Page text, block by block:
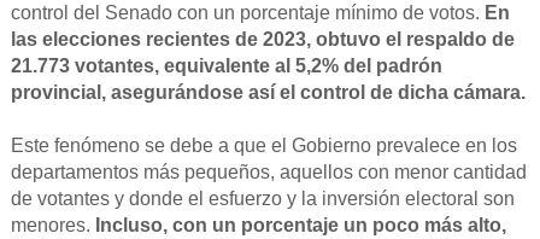
control del Senado con un porcentaje mínimo de votos. En
las elecciones recientes de 2023, obtuvo el respaldo de
21.773 votantes, equivalente al 5,2% del padrón
provincial, asegurándose así el control de dicha cámara.
Este fenómeno se debe a que el Gobierno prevalece en los
departamentos más pequeños, aquellos con menor cantidad
de votantes y donde el esfuerzo y la inversión electoral son
menores. Incluso, con un porcentaje un poco más alto,